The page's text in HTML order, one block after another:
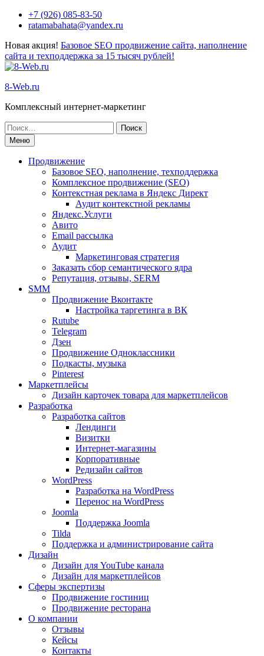
+7 (926) 085-83-50
ratamabahata@yandex.ru
Новая акция! Базовое SEO продвижение сайта, наполнение
сайта и техподдержка за 15 тысяч рублей!
8-Web.ru
Комплексный интернет-маркетинг
Меню
Продвижение
Базовое SEO, наполнение, техподдержка
Комплексное продвижение (SEO)
Контекстная реклама в Яндекс Директ
Аудит контекстной рекламы
Яндекс.Услуги
Авито
Email рассылка
Аудит
Маркетинговая стратегия
Заказать сбор семантического ядра
Репутация, отзывы, SERM
SMM
Продвижение Вконтакте
Настройка таргетинга в ВК
Rutube
Telegram
Дзен
Продвижение Одноклассники
Подкасты, музыка
Pinterest
Маркетплейсы
Дизайн карточек товара для маркетплейсов
Разработка
Разработка сайтов
Лендинги
Визитки
Интернет-магазины
Корпоративные
Редизайн сайтов
WordPress
Разработка на WordPress
Перенос на WordPress
Joomla
Поддержка Joomla
Tilda
Поддержка и администрирование сайта
Дизайн
Дизайн для YouTube канала
Дизайн для маркетплейсов
Сферы экспертизы
Продвижение гостиниц
Продвижение ресторана
О компании
Отзывы
Кейсы
Контакты